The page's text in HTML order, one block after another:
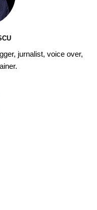
jurnalist, voice over,